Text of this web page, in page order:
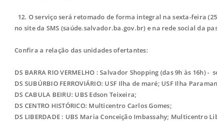
12. O serviço será retomado de forma integral na sexta-feira
no site da SMS (saúde.salvador.ba.gov.br) e na rede social da
Confira a relação das unidades ofertantes:
DS BARRA RIO VERMELHO : Salvador Shopping (das 9h às 16h)
DS SUBÚRBIO FERROVIÁRIO: USF Ilha de maré; USF Ilha
DS CABULA BEIRU: UBS Edson Teixeira;
DS CENTRO HISTÓRICO: Multicentro Carlos Gomes;
DS LIBERDADE : UBS Maria Conceição Imbassahy; Multicentro